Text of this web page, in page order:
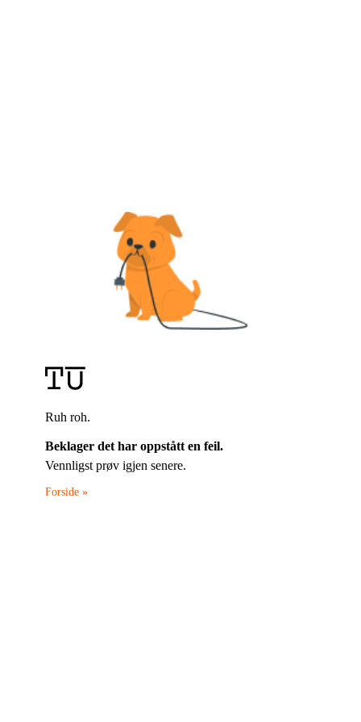
Ruh roh.
Beklager det har oppstått en feil.
Vennligst prøv igjen senere.
Forside »